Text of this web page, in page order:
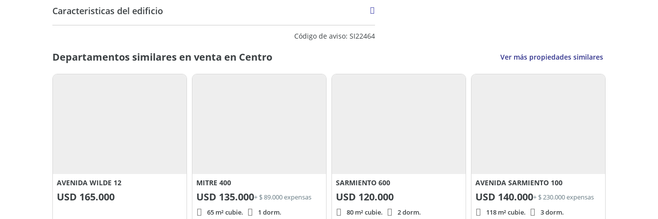
OFERTA PROVISTA POR SISTEMA SOM - CODIGO: SI22464
Caracteristicas del edificio
Código de aviso: SI22464
Departamentos similares en venta en Centro Ver más propiedades similares
AVENIDA WILDE 12
USD 165.000
MITRE 400
USD 135.000+ $ 89.000 expensas
65 m² cubie.
1 dorm.
SARMIENTO 600
USD 120.000
80 m² cubie. 2 dorm.
AVENIDA SARMIENTO 100
USD 140.000+ $ 230.000 expensas
118 m² cubie.
3 dorm.